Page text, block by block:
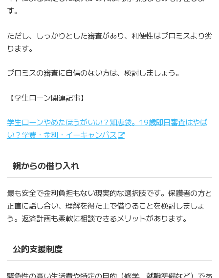
す。
ただし、しっかりとした審査があり、利便性はプロミスより劣
ります。
プロミスの審査に自信のない方は、検討しましょう。
【学生ローン関連記事】
学生ローンやめたほうがいい？知恵袋。19歳即日審査はやば
い？学費・金利・イーキャンパス
親からの借り入れ
最も安全で金利負担もない現実的な選択肢です。保護者の方と
正直に話し合い、理解を得た上で借りることを検討しましょ
う。返済計画も柔軟に相談できるメリットがあります。
公的支援制度
緊急性の高い生活費や特定の目的（修学、就職準備など）であ